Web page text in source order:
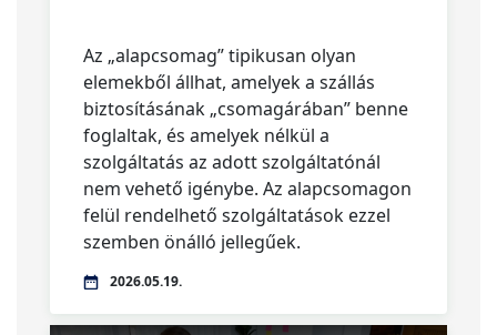
Az „alapcsomag” tipikusan olyan
elemekből állhat, amelyek a szállás
biztosításának „csomagárában” benne
foglaltak, és amelyek nélkül a
szolgáltatás az adott szolgáltatónál
nem vehető igénybe. Az alapcsomagon
felül rendelhető szolgáltatások ezzel
szemben önálló jellegűek.
2026.05.19.